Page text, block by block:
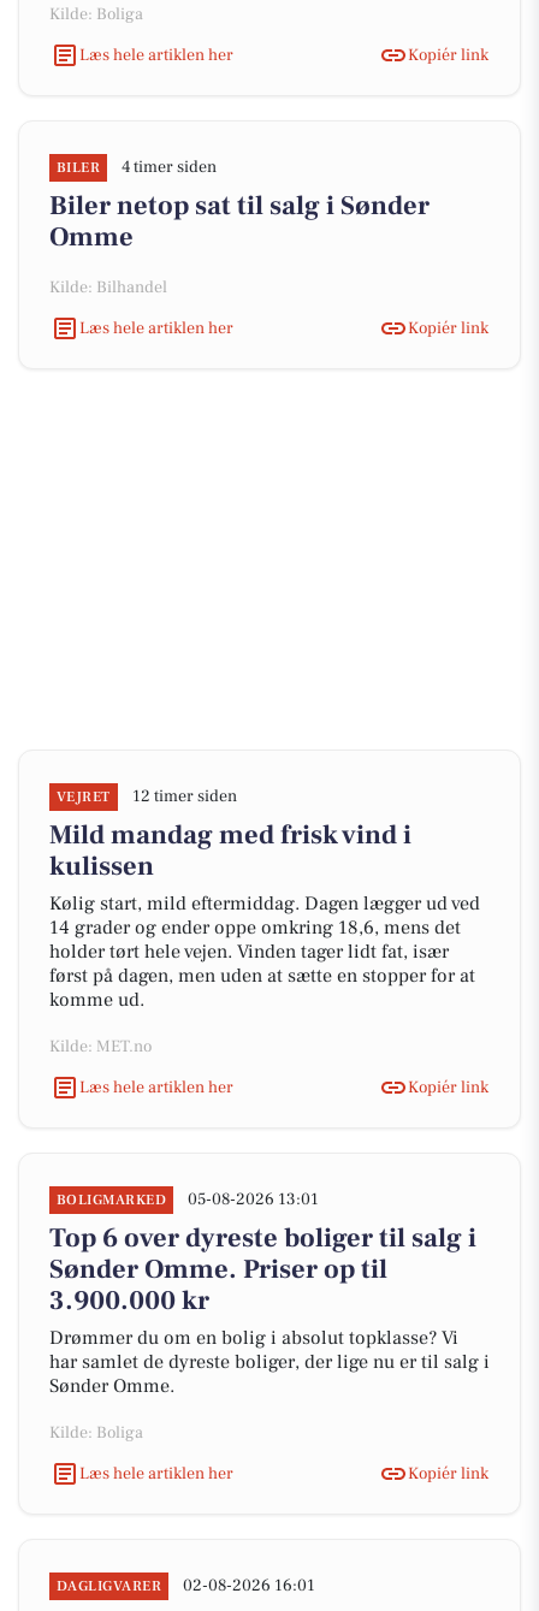
Kilde: Boliga
Læs hele artiklen her
Kopiér link
BILER 4 timer siden
Biler netop sat til salg i Sønder
Omme
Kilde: Bilhandel
Læs hele artiklen her
Kopiér link
VEJRET 12 timer siden
Mild mandag med frisk vind i
kulissen
Kølig start, mild eftermiddag. Dagen lægger ud ved
14 grader og ender oppe omkring 18,6, mens det
holder tørt hele vejen. Vinden tager lidt fat, især
først på dagen, men uden at sætte en stopper for at
komme ud.
Kilde: MET.no
Læs hele artiklen her
Kopiér link
BOLIGMARKED 05-08-2026 13:01
Top 6 over dyreste boliger til salg i
Sønder Omme. Priser op til
3.900.000 kr
Drømmer du om en bolig i absolut topklasse? Vi
har samlet de dyreste boliger, der lige nu er til salg i
Sønder Omme.
Kilde: Boliga
Læs hele artiklen her
Kopiér link
DAGLIGVARER 02-08-2026 16:01